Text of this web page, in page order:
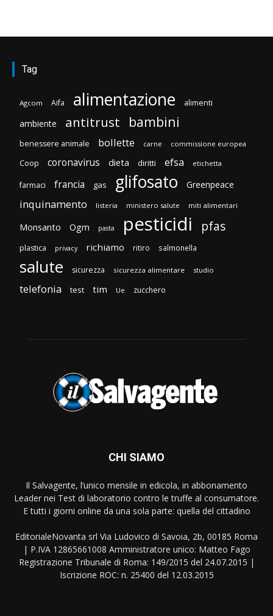
Tag
Agcom Aifa alimentazione alimenti
ambiente antitrust bambini
benessere animale bollette carne commissione europea
Coop coronavirus dieta diritti efsa etichetta
farmaci francia gas glifosato Greenpeace
inquinamento listeria ministero salute miti alimentari
Monsanto Ogm pasta pesticidi pfas
plastica privacy richiamo ritiro salmonella
salute sicurezza sicurezza alimentare studio
telefonia test tim Ue zucchero
CHI SIAMO
Il Salvagente, l’unico mensile in edicola, in abbonamento
Leader nei Test di laboratorio contro le truffe al consumatore.
E tutti i giorni online da una sola parte: quella del cittadino
EditorialeNovanta srl Via Ludovico di Savoia, 2b, 00185 Roma
| P.IVA 12865661008 Amministratore unico: Matteo Fago
Registrazione Tribunale di Roma: 149/2015 del 24.07.2015 |
Iscrizione ROC: n. 25400 del 12.03.2015